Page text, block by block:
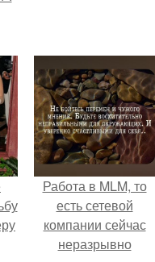
Работа в MLM, то
есть сетевой
компании сейчас
неразрывно